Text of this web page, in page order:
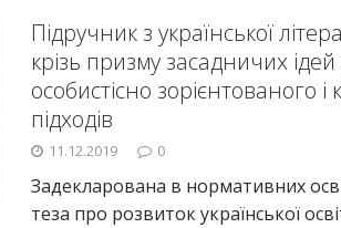
Підручник з української
крізь призму засадничих ідей
особистісно зорієнтованого
підходів
11.12.2019 0
Задекларована в нормативних
теза про розвиток української